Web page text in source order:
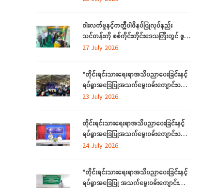
ဝါးလက်မှုနှင့်ကတ္တီပါဖိနပ်ပြုလုပ်နည်း
သင်တန်းကို စစ်ကိုင်းတိုင်းဒေသကြီးတွင် ဖွင့်
လှစ်
27 July 2026
“တိုင်းရင်းသားရေးရာအသိပညာပေးခြင်းနှင့်
ရပ်ရွာအခြေပြုအသက်မွေးဝမ်းကျောင်းပညာ
လိုအပ်ချက်တို့ကို ဆန်းစစ်စီမံခြင်း
ကျင်းပပြုလုပ်
23 July 2026
တိုင်းရင်းသားရေးရာအသိပညာပေးခြင်းနှင့်
ရပ်ရွာအခြေပြုအသက်မွေးဝမ်းကျောင်းပညာ
လိုအပ်ချက်တို့ကို ဆန်းစစ်စီမံခြင်းအစီအစဉ်
ပြုလုပ်
24 July 2026
“တိုင်းရင်းသားရေးရာအသိပညာပေးခြင်းနှင့်
ရပ်ရွာအခြေပြု အသက်မွေးဝမ်းကျောင်း